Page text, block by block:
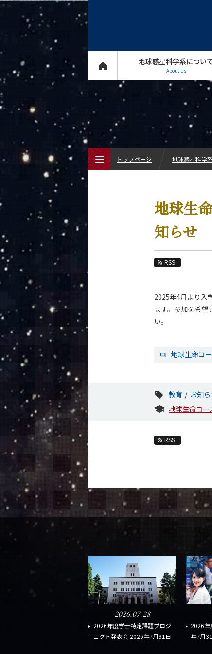
地球惑星科学系につい
About Us
地球生
知らせ
RSS
2025年4月より入
ます。参加を希
い。
地球生命コ
教育
お知
地球生命コー
RSS
2026.07.28
2026年度学士特定課題プロジ
ェクト発表会 2026年7月31日
2026年
年7月
トップページ 地球惑星科学
地球惑星科学系について
地球惑星科学系 News
イベントカレンダー